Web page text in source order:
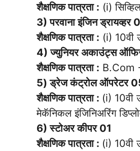
शैक्षणिक पात्रता : (i)
3) परवाना इंजिन ड्रायव्हर
शैक्षणिक पात्रता : (i) 10वी
4) ज्युनियर अकाउंट्स
शैक्षणिक पात्रता : B.Com
5) ड्रेज कंट्रोल ऑपरेटर
शैक्षणिक पात्रता : (i) 10वी
मेकॅनिकल इंजिनिअरिंग
6) स्टोअर कीपर 01
शैक्षणिक पात्रता : (i) 10वी